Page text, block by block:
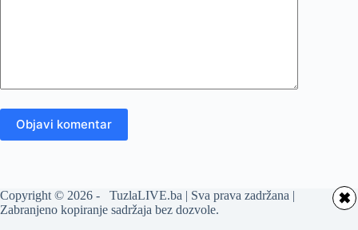
Objavi komentar
Copyright © 2026 - TuzlaLIVE.ba | Sva prava zadržana |
Zabranjeno kopiranje sadržaja bez dozvole.
✖